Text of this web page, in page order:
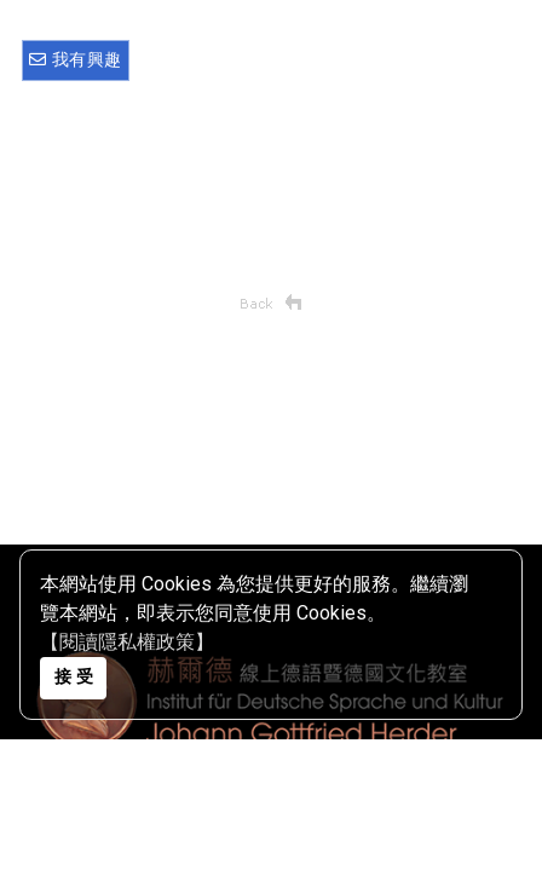
本網站使用 Cookies 為您提供更好的服務。繼續瀏
覽本網站，即表示您同意使用 Cookies。
【閱讀隱私權政策】
接 受
我有興趣